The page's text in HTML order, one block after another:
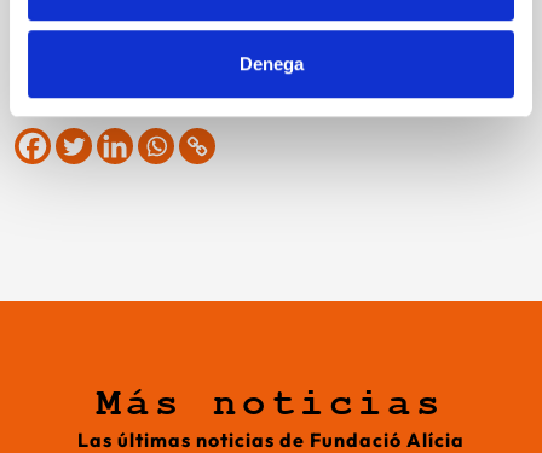
Denega
Comparte esta noticia
Más noticias
Las últimas noticias de Fundació Alícia